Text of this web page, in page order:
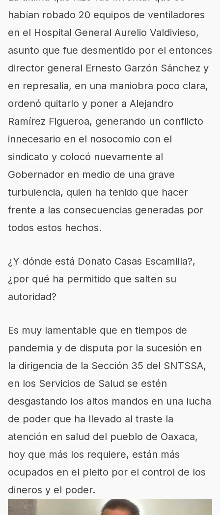
habían robado 20 equipos de ventiladores
en el Hospital General Aurelio Valdivieso,
asunto que fue desmentido por el entonces
director general Ernesto Garzón Sánchez y
en represalia, en una maniobra poco clara,
ordenó quitarlo y poner a Alejandro
Ramírez Figueroa, generando un conflicto
innecesario en el nosocomio con el
sindicato y colocó nuevamente al
Gobernador en medio de una grave
turbulencia, quien ha tenido que hacer
frente a las consecuencias generadas por
todos estos hechos.
¿Y dónde está Donato Casas Escamilla?,
¿por qué ha permitido que salten su
autoridad?
Es muy lamentable que en tiempos de
pandemia y de disputa por la sucesión en
la dirigencia de la Sección 35 del SNTSSA,
en los Servicios de Salud se estén
desgastando los altos mandos en una lucha
de poder que ha llevado al traste la
atención en salud del pueblo de Oaxaca,
hoy que más los requiere, están más
ocupados en el pleito por el control de los
dineros y el poder.